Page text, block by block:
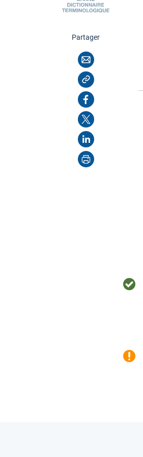
Partagercette page
Courriel
Copier l'adresse
Facebook
X
LinkedIn
Imprimer